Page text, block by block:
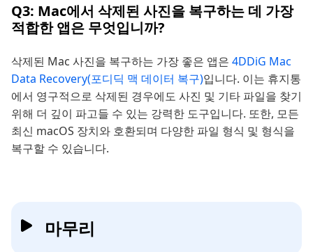
Q3: Mac에서 삭제된 사진을 복구하는 데 가장
적합한 앱은 무엇입니까?
삭제된 Mac 사진을 복구하는 가장 좋은 앱은 4DDiG Mac
Data Recovery(포디딕 맥 데이터 복구)입니다. 이는 휴지통
에서 영구적으로 삭제된 경우에도 사진 및 기타 파일을 찾기
위해 더 깊이 파고들 수 있는 강력한 도구입니다. 또한, 모든
최신 macOS 장치와 호환되며 다양한 파일 형식 및 형식을
복구할 수 있습니다.
마무리